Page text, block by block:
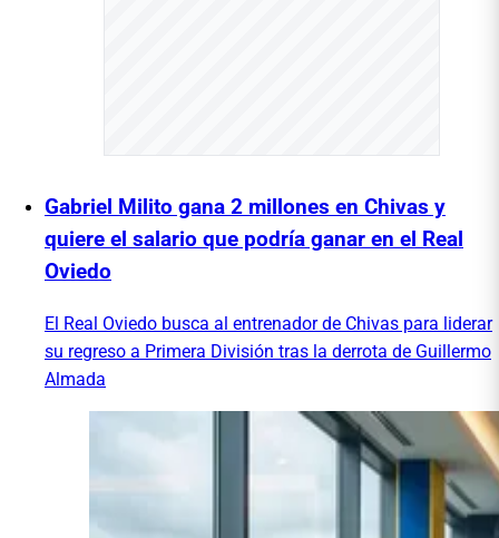
Gabriel Milito gana 2 millones en Chivas y
quiere el salario que podría ganar en el Real
Oviedo
El Real Oviedo busca al entrenador de Chivas para liderar
su regreso a Primera División tras la derrota de Guillermo
Almada